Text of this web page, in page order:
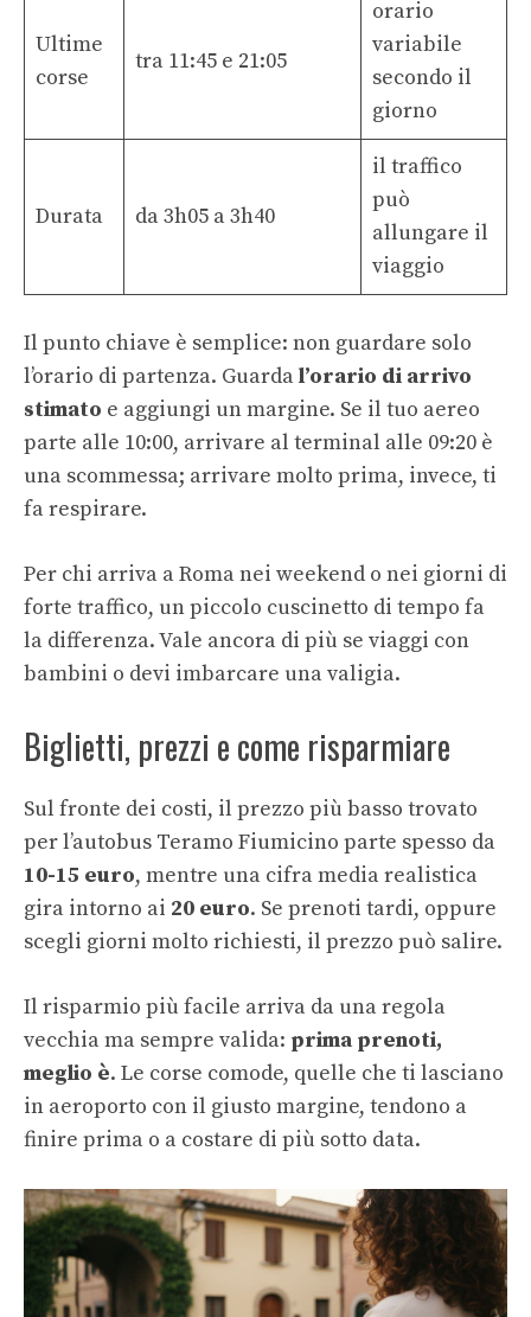
Ultime
corse
tra 11:45 e 21:05
orario
variabile
secondo il
giorno
Durata da 3h05 a 3h40
il traffico
può
allungare il
viaggio
Il punto chiave è semplice: non guardare solo
l’orario di partenza. Guardal’orario di arrivo
stimato e aggiungi un margine. Se il tuo aereo
parte alle 10:00, arrivare al terminal alle 09:20 è
una scommessa; arrivare molto prima, invece, ti
fa respirare.
Per chi arriva a Roma nei weekend o nei giorni di
forte traffico, un piccolo cuscinetto di tempo fa
la differenza. Vale ancora di più se viaggi con
bambini o devi imbarcare una valigia.
Biglietti, prezzi e come risparmiare
Sul fronte dei costi, il prezzo più basso trovato
per l’autobus Teramo Fiumicino parte spesso da
10-15 euro, mentre una cifra media realistica
gira intorno ai 20 euro. Se prenoti tardi, oppure
scegli giorni molto richiesti, il prezzo può salire.
Il risparmio più facile arriva da una regola
vecchia ma sempre valida: prima prenoti,
meglio è. Le corse comode, quelle che ti lasciano
in aeroporto con il giusto margine, tendono a
finire prima o a costare di più sotto data.